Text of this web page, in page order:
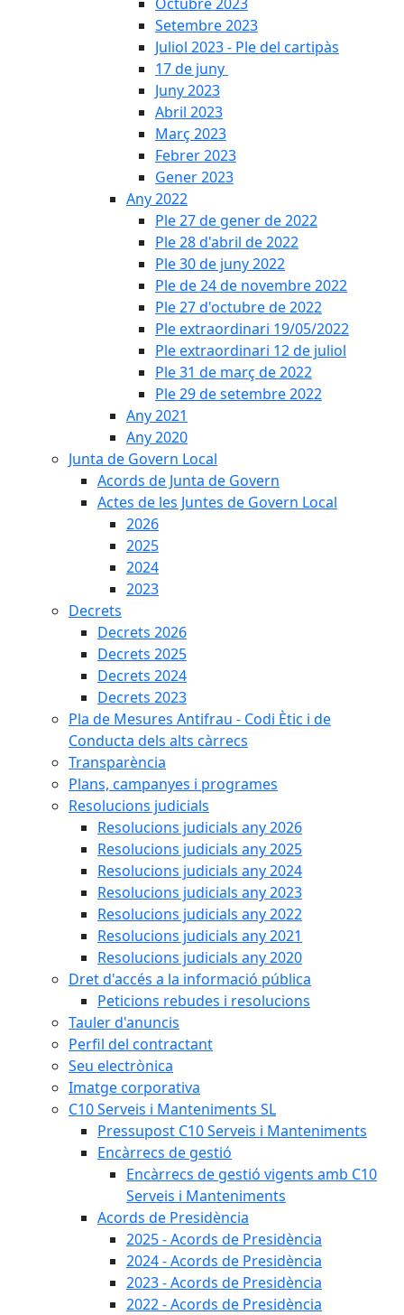
Setembre 2023
Juliol 2023 - Ple del cartipàs
17 de juny
Juny 2023
Abril 2023
Març 2023
Febrer 2023
Gener 2023
Any 2022
Ple 27 de gener de 2022
Ple 28 d'abril de 2022
Ple 30 de juny 2022
Ple de 24 de novembre 2022
Ple 27 d'octubre de 2022
Ple extraordinari 19/05/2022
Ple extraordinari 12 de juliol
Ple 31 de març de 2022
Ple 29 de setembre 2022
Any 2021
Any 2020
Junta de Govern Local
Acords de Junta de Govern
Actes de les Juntes de Govern Local
2026
2025
2024
2023
Decrets
Decrets 2026
Decrets 2025
Decrets 2024
Decrets 2023
Pla de Mesures Antifrau - Codi Ètic i de
Conducta dels alts càrrecs
Transparència
Plans, campanyes i programes
Resolucions judicials
Resolucions judicials any 2026
Resolucions judicials any 2025
Resolucions judicials any 2024
Resolucions judicials any 2023
Resolucions judicials any 2022
Resolucions judicials any 2021
Resolucions judicials any 2020
Dret d'accés a la informació pública
Peticions rebudes i resolucions
Tauler d'anuncis
Perfil del contractant
Seu electrònica
Imatge corporativa
C10 Serveis i Manteniments SL
Pressupost C10 Serveis i Manteniments
Encàrrecs de gestió
Encàrrecs de gestió vigents amb C10
Serveis i Manteniments
Acords de Presidència
2025 - Acords de Presidència
2024 - Acords de Presidència
2023 - Acords de Presidència
2022 - Acords de Presidència